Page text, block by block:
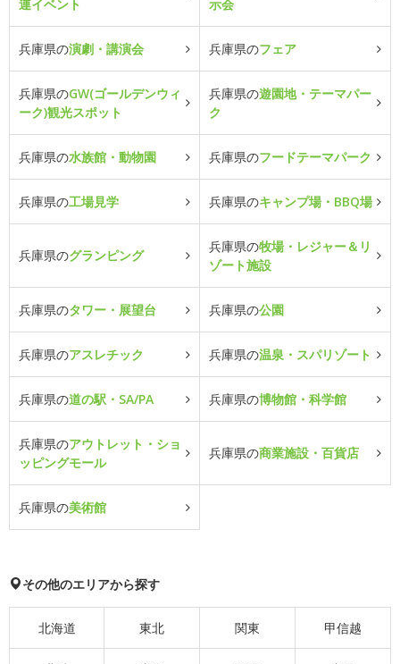
連イベント
示会
兵庫県の演劇・講演会 兵庫県のフェア
兵庫県のGW(ゴールデンウィ
ーク)観光スポット
兵庫県の遊園地・テーマパー
ク
兵庫県の水族館・動物園 兵庫県のフードテーマパーク
兵庫県の工場見学 兵庫県のキャンプ場・BBQ場
兵庫県のグランピング
兵庫県の牧場・レジャー＆リ
ゾート施設
兵庫県のタワー・展望台 兵庫県の公園
兵庫県のアスレチック 兵庫県の温泉・スパリゾート
兵庫県の道の駅・SA/PA 兵庫県の博物館・科学館
兵庫県のアウトレット・ショ
ッピングモール
兵庫県の商業施設・百貨店
兵庫県の美術館
その他のエリアから探す
北海道 東北 関東 甲信越